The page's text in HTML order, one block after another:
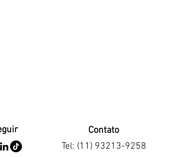
Contato
Tel: (11) 93213-9258